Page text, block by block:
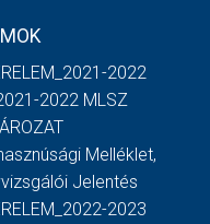
2022
2022 MLSZ
Melléklet,
Jelentés
2023